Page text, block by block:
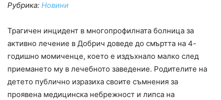
Рубрика: Новини
Трагичен инцидент в многопрофилната болница за
активно лечение в Добрич доведе до смъртта на 4-
годишно момиченце, което е издъхнало малко след
приемането му в лечебното заведение. Родителите на
детето публично изразиха своите съмнения за
проявена медицинска небрежност и липса на